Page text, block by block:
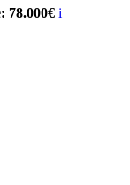
78.000€ i